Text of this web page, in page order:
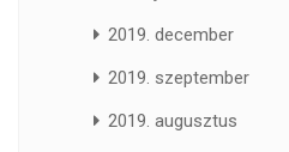
2019. december
2019. szeptember
2019. augusztus